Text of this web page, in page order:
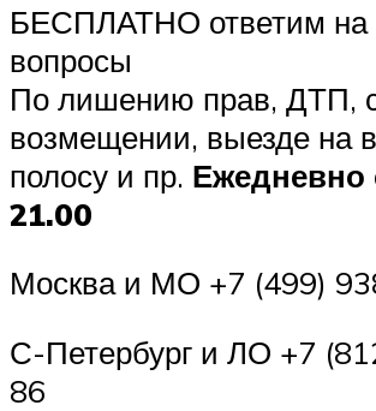
БЕСПЛАТНО ответим
вопросы
По лишению прав, ДТП,
возмещении, выезде на
полосу и пр. Ежедневно
21.00
Москва и МО +7 (499)
С-Петербург и ЛО +7
86